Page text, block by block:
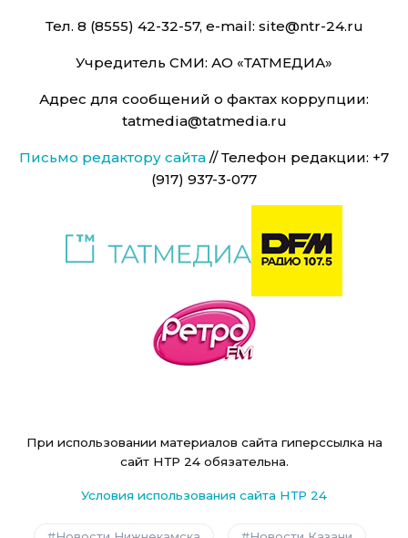
Тел. 8 (8555) 42-32-57, e-mail: site@ntr-24.ru
Учредитель СМИ: АО «ТАТМЕДИА»
Адрес для сообщений о фактах коррупции:
tatmedia@tatmedia.ru
Письмо редактору сайта // Телефон редакции: +7
(917) 937-3-077
При использовании материалов сайта гиперссылка на
сайт НТР 24 обязательна.
Условия использования сайта НТР 24